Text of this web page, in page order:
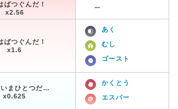
ばつぐんだ！
x2.56
ー
ばつぐんだ！
x1.6
あく
むし
ゴースト
まひとつだ…
x0.625
かくとう
エスパー